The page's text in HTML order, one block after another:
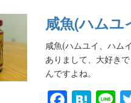
咸魚(ハムユ
咸魚(ハムユイ、ハム
ありまして、大好き
んですよね。